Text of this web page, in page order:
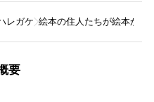
レガケ 絵本の住人たちが絵本から
要